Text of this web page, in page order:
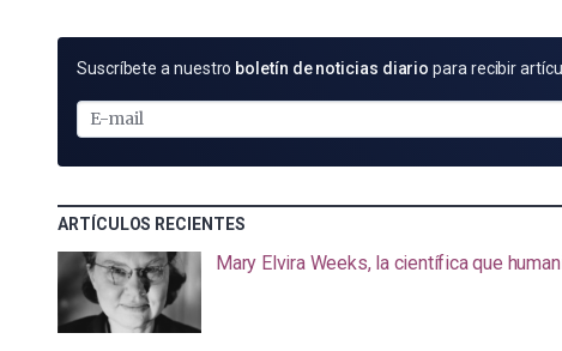
SUSCRÍBETE
E-
MAIL
Suscríbete a nuestro boletín de noticias diario para recibir
ARTÍCULOS RECIENTES
Mary Elvira Weeks, la científica que